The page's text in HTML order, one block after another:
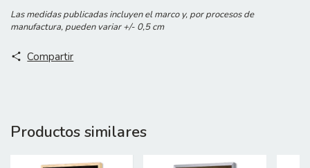
Las medidas publicadas incluyen el marco y, por procesos de
manufactura, pueden variar +/- 0,5 cm
Compartir
Productos similares